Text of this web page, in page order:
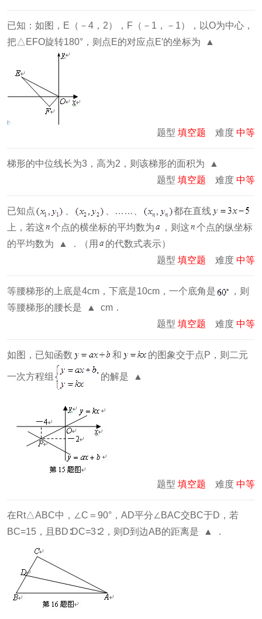
已知：如图，E（－4，2），F（－1，－1），以O为中心，
把△EFO旋转180°，则点E的对应点E′的坐标为 ▲
题型 填空题 难度 中等
梯形的中位线长为3，高为2，则该梯形的面积为 ▲
题型 填空题 难度 中等
已知点 、……、
都在直线
上，若这
个点的横坐标的平均数为 ，则这
个点的纵坐标
的平均数为 ▲ ．（用
的代数式表示）
题型 填空题 难度 中等
等腰梯形的上底是4cm，下底是10cm，一个底角是
，则
等腰梯形的腰长是 ▲ cm．
题型 填空题 难度 中等
如图，已知函数 和 的图象交于点P，则二元
一次方程组 的解是 ▲
题型 填空题 难度 中等
在Rt△ABC中，∠C＝90°，AD平分∠BAC交BC于D，若
BC=15，且BD∶DC=3∶2，则D到边AB的距离是 ▲ ．